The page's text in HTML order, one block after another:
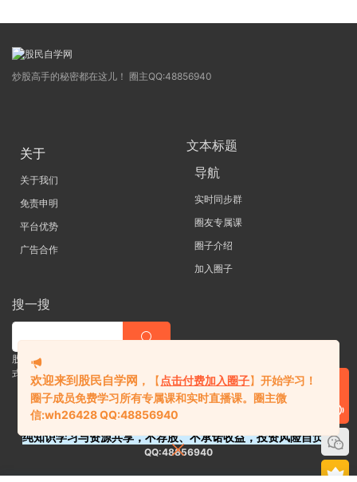
炒股高手的秘密都在这儿！ 圈主QQ:48856940
关于
关于我们
免责申明
平台优势
广告合作
文本标题
导航
实时同步群
圈友专属课
圈子介绍
加入圈子
搜一搜
股票 |直播| 外汇| 期货 |金融理财一站
式学习平台
纯知识学习与资源共享，不荐股、不承诺收益，投资风险自负。
QQ:48856940
欢迎来到股民自学网 ， 【 点击付费加入圈子】开始学习！
圈子成员免费学习所有专属课和实时直播课。 圈主微
信:wh26428 QQ:48856940